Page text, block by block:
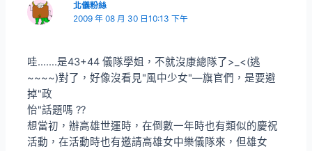
北儀粉絲
2009 年 08 月 30 日10:13 下午
哇…….是43+44 儀隊學姐，不就沒康總隊了>_<(逃
~~~~)對了，好像沒看見"風中少女"—旗官們，是要避
掉"政
怡"話題嗎 ??
想當初，辦高雄世運時，在倒數一年時也有類似的慶祝
活動，在活動時也有邀請高雄女中樂儀隊來，但雄女